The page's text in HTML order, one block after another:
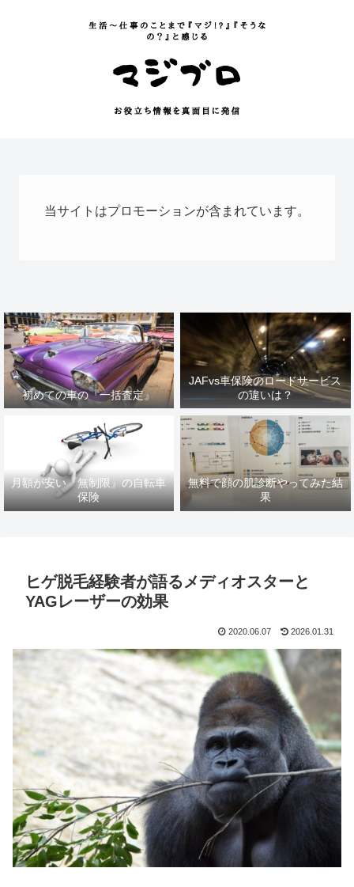
当サイトはプロモーションが含まれています。
初めての車の『一括査定』
JAFvs車保険のロードサービス
の違いは？
月額が安い『無制限』の自転車
保険
無料で顔の肌診断やってみた結
果
ヒゲ脱毛経験者が語るメディオスターと
YAGレーザーの効果
2020.06.07 2026.01.31